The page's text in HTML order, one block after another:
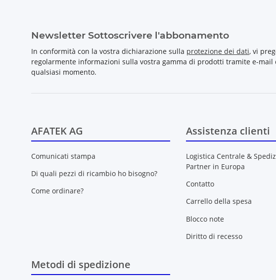
Newsletter Sottoscrivere l'abbonamento
In conformità con la vostra dichiarazione sulla protezione dei dati, vi
regolarmente informazioni sulla vostra gamma di prodotti tramite e-mail
qualsiasi momento.
AFATEK AG
Comunicati stampa
Di quali pezzi di ricambio ho bisogno?
Come ordinare?
Assistenza clienti
Logistica Centrale &
Partner in Europa
Contatto
Carrello della spesa
Blocco note
Diritto di recesso
Metodi di spedizione